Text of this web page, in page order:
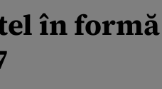
în formă